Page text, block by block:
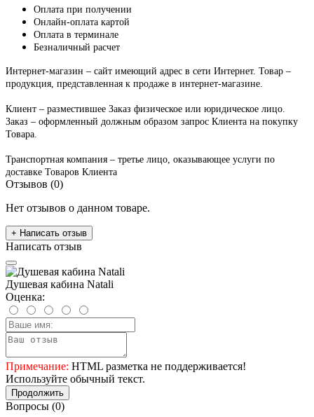
Оплата при получении
Онлайн-оплата картой
Оплата в терминале
Безналичный расчет
Интернет-магазин – сайт имеющий адрес в сети Интернет. Товар –
продукция, представленная к продаже в интернет-магазине.
Клиент – разместившее Заказ физическое или юридическое лицо.
Заказ – оформленный должным образом запрос Клиента на покупку
Товара.
Транспортная компания – третье лицо, оказывающее услуги по
доставке Товаров Клиента
Отзывов (0)
Нет отзывов о данном товаре.
+ Написать отзыв
Написать отзыв
Душевая кабина Natali
Оценка:
Примечание: HTML разметка не поддерживается!
Используйте обычный текст.
Продолжить
Вопросы (0)